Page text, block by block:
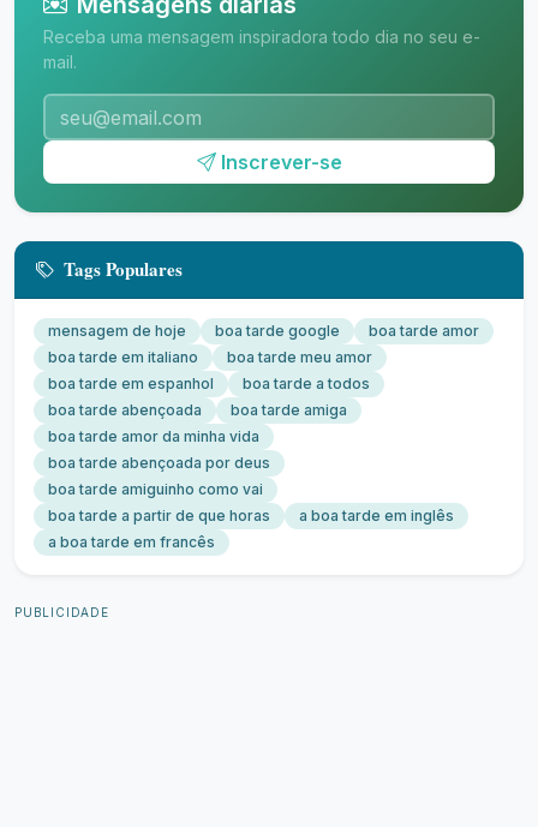
Receba uma mensagem inspiradora todo dia no seu e-
mail.
Inscrever-se
Tags Populares
mensagem de hoje boa tarde google
boa tarde amor
boa tarde em italiano
boa tarde meu amor
boa tarde em espanhol
boa tarde a todos
boa tarde abençoada
boa tarde amiga
boa tarde amor da minha vida
boa tarde abençoada por deus
boa tarde amiguinho como vai
boa tarde a partir de que horas
a boa tarde em inglês
a boa tarde em francês
PUBLICIDADE